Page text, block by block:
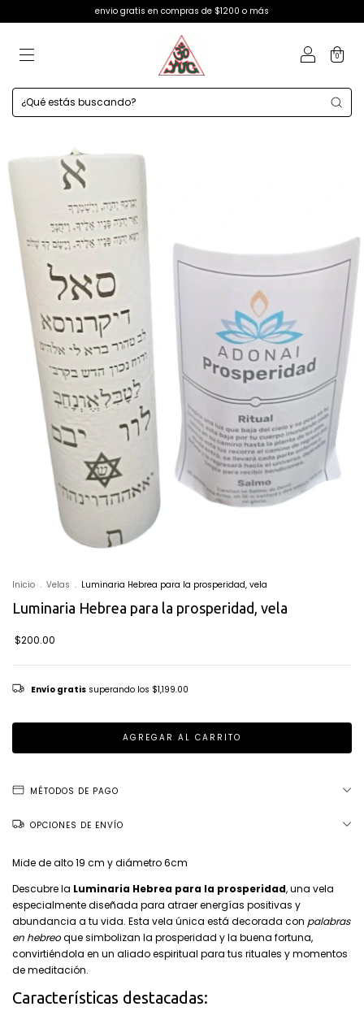
envio gratis en compras de $1200 o más
0
Inicio . Velas . Luminaria Hebrea para la prosperidad, vela
Luminaria Hebrea para la prosperidad, vela
$200.00
Envío gratis superando los $1,199.00
MÉTODOS DE PAGO
OPCIONES DE ENVÍO
Mide de alto 19 cm y diámetro 6cm
Descubre la Luminaria Hebrea para la prosperidad, una vela
especialmente diseñada para atraer energías positivas y
abundancia a tu vida. Esta vela única está decorada con palabras
en hebreoque simbolizan la prosperidad y la buena fortuna,
convirtiéndola en un aliado espiritual para tus rituales y momentos
de meditación.
Características destacadas: